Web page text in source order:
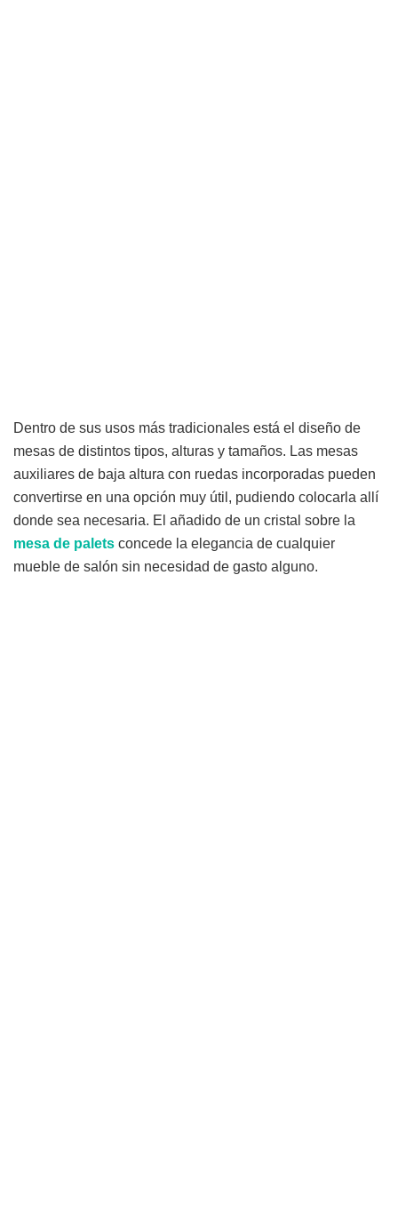
Dentro de sus usos más tradicionales está el diseño de
mesas de distintos tipos, alturas y tamaños. Las mesas
auxiliares de baja altura con ruedas incorporadas pueden
convertirse en una opción muy útil, pudiendo colocarla allí
donde sea necesaria. El añadido de un cristal sobre la
mesa de palets concede la elegancia de cualquier
mueble de salón sin necesidad de gasto alguno.